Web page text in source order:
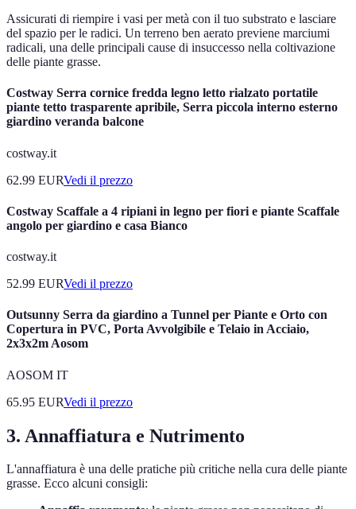
Assicurati di riempire i vasi per metà con il tuo substrato e lasciare
del spazio per le radici. Un terreno ben aerato previene marciumi
radicali, una delle principali cause di insuccesso nella coltivazione
delle piante grasse.
Costway Serra cornice fredda legno letto rialzato portatile
piante tetto trasparente apribile, Serra piccola interno esterno
giardino veranda balcone
costway.it
62.99 EURVedi il prezzo
Costway Scaffale a 4 ripiani in legno per fiori e piante Scaffale
angolo per giardino e casa Bianco
costway.it
52.99 EURVedi il prezzo
Outsunny Serra da giardino a Tunnel per Piante e Orto con
Copertura in PVC, Porta Avvolgibile e Telaio in Acciaio,
2x3x2m Aosom
AOSOM IT
65.95 EURVedi il prezzo
3. Annaffiatura e Nutrimento
L'annaffiatura è una delle pratiche più critiche nella cura delle piante
grasse. Ecco alcuni consigli: